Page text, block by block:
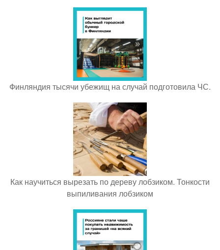
Финляндия тысячи убежищ на случай подготовила ЧС.
Как научиться вырезать по дереву лобзиком. Тонкости
выпиливания лобзиком